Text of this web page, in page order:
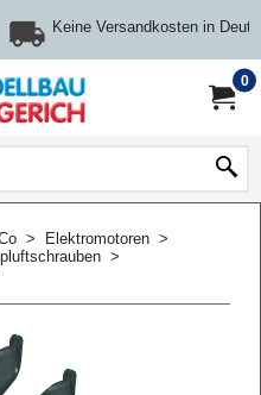
Keine Versandkosten in
0
> Elektromotoren >
>